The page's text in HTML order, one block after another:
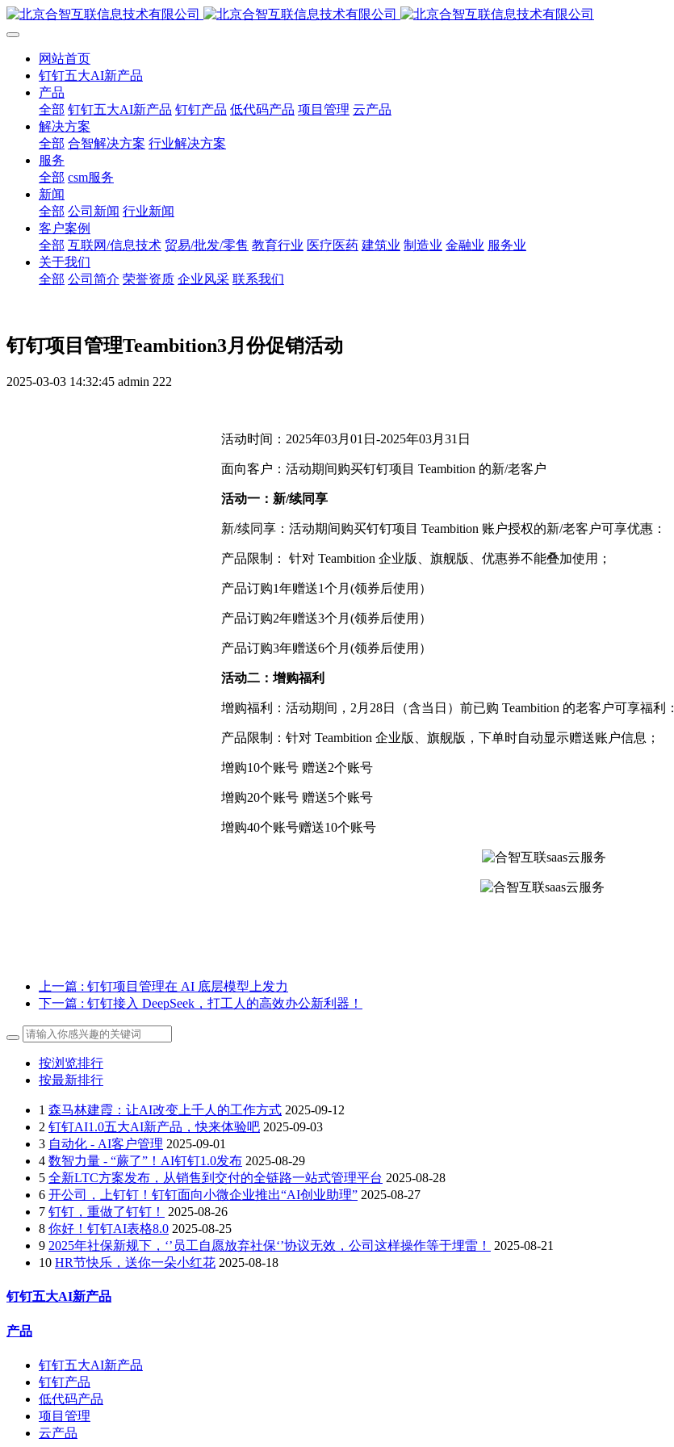
网站首页
钉钉五大AI新产品
产品
全部 钉钉五大AI新产品 钉钉产品 低代码产品 项目管理 云产品
解决方案
全部 合智解决方案 行业解决方案
服务
全部 csm服务
新闻
全部 公司新闻 行业新闻
客户案例
全部 互联网/信息技术 贸易/批发/零售 教育行业 医疗医药 建筑业 制造业 金融业 服务业
关于我们
全部 公司简介 荣誉资质 企业风采 联系我们
钉钉项目管理Teambition3月份促销活动
2025-03-03 14:32:45 admin 222
活动时间：2025年03月01日-2025年03月31日
面向客户：活动期间购买钉钉项目 Teambition 的新/老客户
活动一：新/续同享
新/续同享：活动期间购买钉钉项目 Teambition 账户授权的新/老客户可享优惠：
产品限制： 针对 Teambition 企业版、旗舰版、优惠券不能叠加使用；
产品订购1年赠送1个月(领券后使用）
产品订购2年赠送3个月(领券后使用）
产品订购3年赠送6个月(领券后使用）
活动二：增购福利
增购福利：活动期间，2月28日（含当日）前已购 Teambition 的老客户可享福利：
产品限制：针对 Teambition 企业版、旗舰版，下单时自动显示赠送账户信息；
增购10个账号 赠送2个账号
增购20个账号 赠送5个账号
增购40个账号赠送10个账号
上一篇 : 钉钉项目管理在 AI 底层模型上发力
下一篇 : 钉钉接入 DeepSeek，打工人的高效办公新利器！
按浏览排行
按最新排行
1 森马林建霞：让AI改变上千人的工作方式 2025-09-12
2 钉钉AI1.0五大AI新产品，快来体验吧 2025-09-03
3 自动化 - AI客户管理 2025-09-01
4 数智力量 - “蕨了”！AI钉钉1.0发布 2025-08-29
5 全新LTC方案发布，从销售到交付的全链路一站式管理平台 2025-08-28
6 开公司，上钉钉！钉钉面向小微企业推出“AI创业助理” 2025-08-27
7 钉钉，重做了钉钉！
2025-08-26
8 你好！钉钉AI表格8.0 2025-08-25
9 2025年社保新规下，‘’员工自愿放弃社保‘’协议无效，公司这样操作等于埋雷！
2025-08-21
10 HR节快乐，送你一朵小红花 2025-08-18
钉钉五大AI新产品
产品
钉钉五大AI新产品
钉钉产品
低代码产品
项目管理
云产品